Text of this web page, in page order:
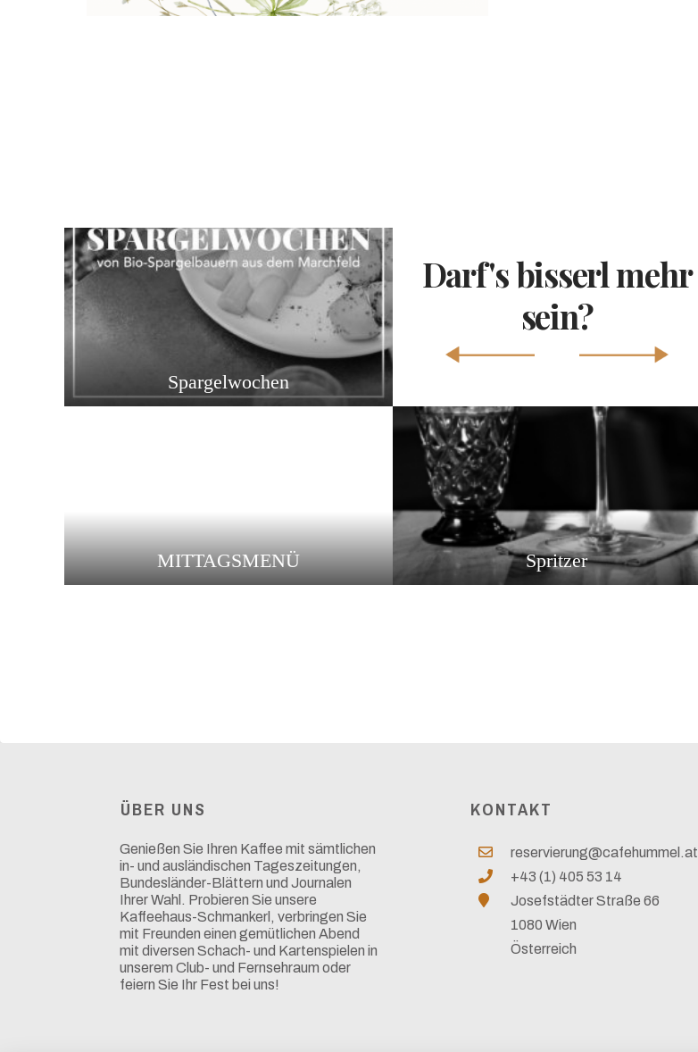
Spargelwochen
Darf's bisserl mehr
sein?
MITTAGSMENÜ Spritzer
ÜBER UNS
Genießen Sie Ihren Kaffee mit sämtlichen
in- und ausländischen Tageszeitungen,
Bundesländer-Blättern und Journalen
Ihrer Wahl. Probieren Sie unsere
Kaffeehaus-Schmankerl, verbringen Sie
mit Freunden einen gemütlichen Abend
mit diversen Schach- und Kartenspielen in
unserem Club- und Fernsehraum oder
feiern Sie Ihr Fest bei uns!
KONTAKT
reservierung@cafehummel.at
+43 (1) 405 53 14
Josefstädter Straße 66
1080 Wien
Österreich